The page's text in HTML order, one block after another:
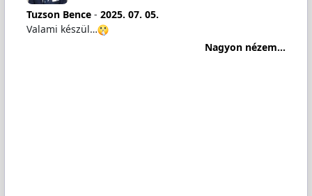
Tuzson Bence- 2025. 07. 05.
Valami készül…
Nagyon nézem...